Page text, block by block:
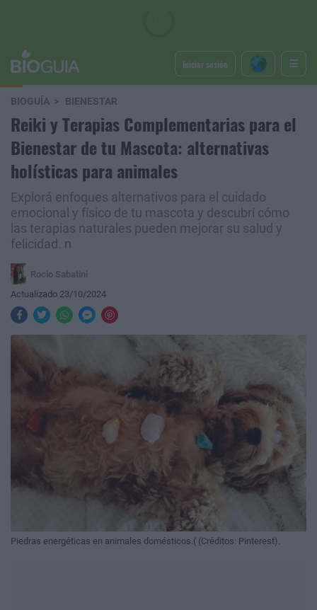
Iniciar sesión
BIOGUÍA BIENESTAR
Reiki y Terapias Complementarias para el
Bienestar de tu Mascota: alternativas
holísticas para animales
Explorá enfoques alternativos para el cuidado
emocional y físico de tu mascota y descubrí cómo
las terapias naturales pueden mejorar su salud y
felicidad. n
Rocio Sabatini
Actualizado 23/10/2024
Piedras energéticas en animales domésticos.( (Créditos: Pinterest).